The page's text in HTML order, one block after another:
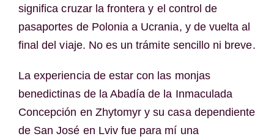
significa cruzar la frontera y el control de
pasaportes de Polonia a Ucrania, y de vuelta al
final del viaje. No es un trámite sencillo ni breve.
La experiencia de estar con las monjas
benedictinas de la Abadía de la Inmaculada
Concepción en Zhytomyr y su casa dependiente
de San José en Lviv fue para mí una